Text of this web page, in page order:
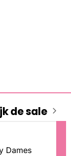
de sale
Dames